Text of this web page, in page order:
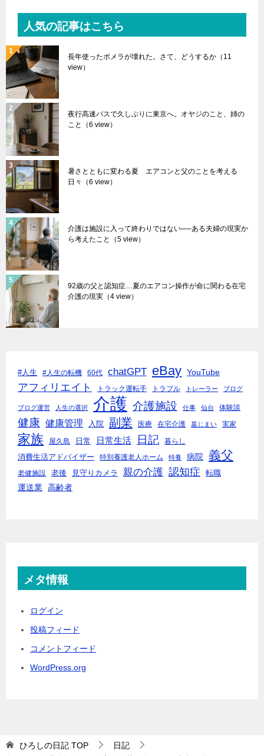
人気の記事はこちら
長年使ったポメラが壊れた。さて、どうするか （11
view）
夜行高速バスで久しぶりに東京へ。オヤジのこと、姉の
こと
（6 view）
暑さとともに変わる夏 エアコンと父のことを考える
日々
（6 view）
介護は施設に入って終わりではない──ある夫婦の現実か
ら考えたこと
（5 view）
92歳の父と認知症…夏のエアコン操作が命に関わる在宅
介護の現実 （4 view）
#人生 #人生の転機 60代 chatGPT eBay YouTube
アフィリエイト トラック運転手 トラブル トレーラー ブログ
ブログ運営 人生の選択 介護 介護施設 仕事 仙台 体験談
健康 健康管理 入院 副業 医療 在宅介護 墓じまい 実家
家族 屋久島 日常 日常生活 日記 暮らし
消費生活アドバイザー 特別養護老人ホーム 特養 病院 義父
老健施設 老後 見守りカメラ 親の介護 認知症 転職
運送業 高齢者
メタ情報
ログイン
投稿フィード
コメントフィード
WordPress.org
ひろしの日記 TOP
日記